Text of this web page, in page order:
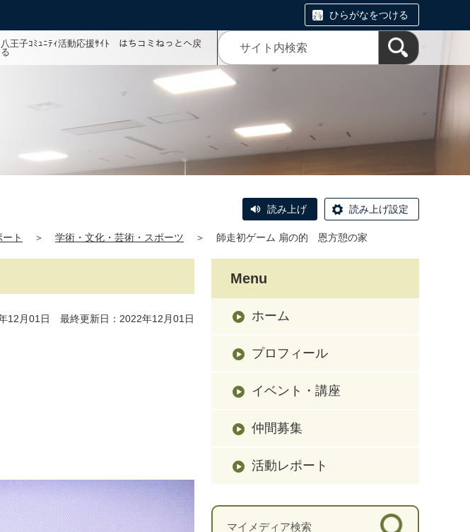
ひらがなをつける
八王子ｺﾐｭﾆﾃｨ活動応援ｻｲﾄ はちコミねっとへ戻
る
読み上げ 読み上げ設定
ト ＞ 学術・文化・芸術・スポーツ ＞ 師走初ゲーム 扇の的 恩方憩の家
12月01日 最終更新日：2022年12月01日
Menu
ホーム
プロフィール
イベント・講座
仲間募集
活動レポート